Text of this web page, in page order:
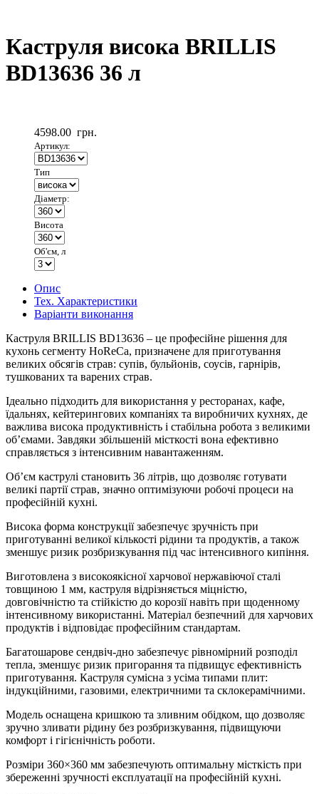
Каструля висока BRILLIS
BD13636 36 л
4598.00 грн.
Артикул:
Тип
Діаметр:
Висота
Об'єм, л
Опис
Тех. Характеристики
Варіанти виконання
Каструля BRILLIS BD13636 – це професійне рішення для
кухонь сегменту HoReCa, призначене для приготування
великих обсягів страв: супів, бульйонів, соусів, гарнірів,
тушкованих та варених страв.
Ідеально підходить для використання у ресторанах, кафе,
їдальнях, кейтерингових компаніях та виробничих кухнях, де
важлива висока продуктивність і стабільна робота з великими
об’ємами. Завдяки збільшеній місткості вона ефективно
справляється з інтенсивним навантаженням.
Об’єм каструлі становить 36 літрів, що дозволяє готувати
великі партії страв, значно оптимізуючи робочі процеси на
професійній кухні.
Висока форма конструкції забезпечує зручність при
приготуванні великої кількості рідини та продуктів, а також
зменшує ризик розбризкування під час інтенсивного кипіння.
Виготовлена з високоякісної харчової нержавіючої сталі
товщиною 1 мм, каструля відрізняється міцністю,
довговічністю та стійкістю до корозії навіть при щоденному
інтенсивному використанні. Матеріал безпечний для харчових
продуктів і відповідає професійним стандартам.
Багатошарове сендвіч-дно забезпечує рівномірний розподіл
тепла, зменшує ризик пригорання та підвищує ефективність
приготування. Каструля сумісна з усіма типами плит:
індукційними, газовими, електричними та склокерамічними.
Модель оснащена кришкою та зливним обідком, що дозволяє
зручно зливати рідину без розбризкування, підвищуючи
комфорт і гігієнічність роботи.
Розміри 360×360 мм забезпечують оптимальну місткість при
збереженні зручності експлуатації на професійній кухні.